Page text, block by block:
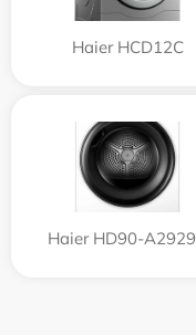
Haier HCD12C
Haier HD90-